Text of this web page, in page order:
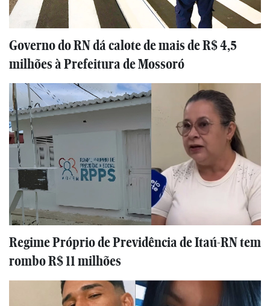
Governo do RN dá calote de mais de R$ 4,5
milhões à Prefeitura de Mossoró
Regime Próprio de Previdência de Itaú-RN tem
rombo R$ 11 milhões